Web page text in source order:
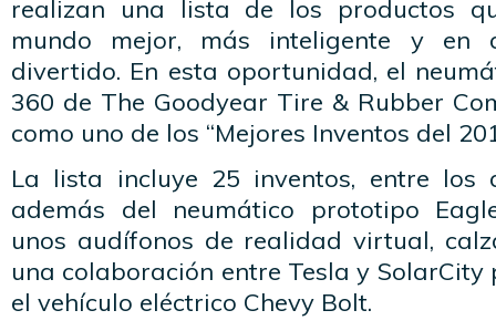
realizan una lista de los productos
mundo mejor, más inteligente y en
divertido. En esta oportunidad, el
360 de The Goodyear Tire & Rubber
como uno de los “Mejores Inventos del
La lista incluye 25 inventos, entre los
además del neumático prototipo
unos audífonos de realidad virtual,
una colaboración entre Tesla y
el vehículo eléctrico Chevy Bolt.